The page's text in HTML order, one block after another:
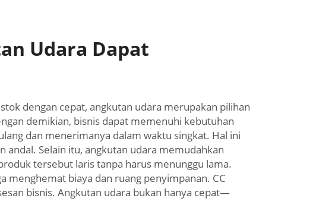
Udara Dapat
dengan cepat, angkutan udara merupakan pilihan
demikian, bisnis dapat memenuhi kebutuhan
dan menerimanya dalam waktu singkat. Hal ini
andal. Selain itu, angkutan udara memudahkan
tersebut laris tanpa harus menunggu lama.
menghemat biaya dan ruang penyimpanan. CC
bisnis. Angkutan udara bukan hanya cepat—